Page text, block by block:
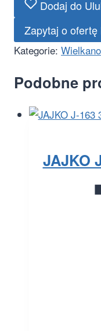
Dodaj do
Zapytaj o
Kategorie:
Podobne
JAJKO